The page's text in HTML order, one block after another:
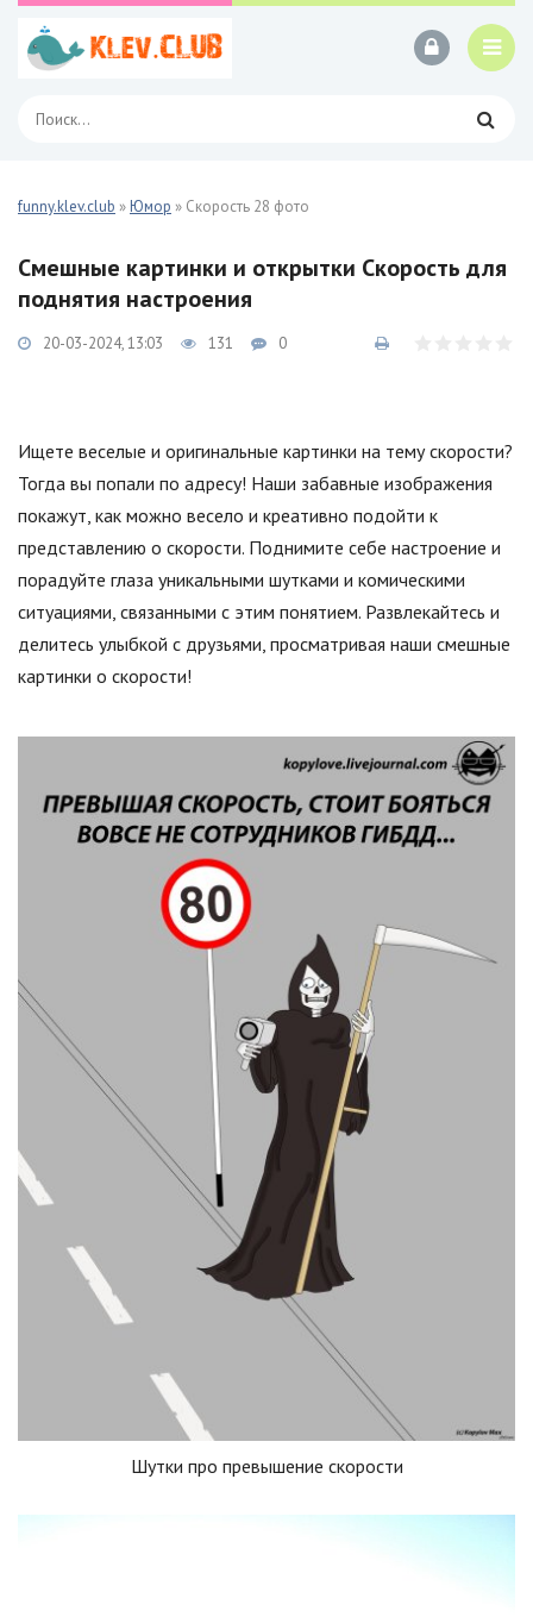
funny.klev.club »Юмор » Скорость 28 фото
Смешные картинки и открытки Скорость для
поднятия настроения
20-03-2024, 13:03 131 0
Ищете веселые и оригинальные картинки на тему скорости?
Тогда вы попали по адресу! Наши забавные изображения
покажут, как можно весело и креативно подойти к
представлению о скорости. Поднимите себе настроение и
порадуйте глаза уникальными шутками и комическими
ситуациями, связанными с этим понятием. Развлекайтесь и
делитесь улыбкой с друзьями, просматривая наши смешные
картинки о скорости!
Шутки про превышение скорости